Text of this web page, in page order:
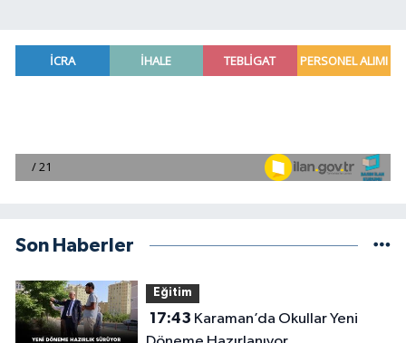
Son Haberler
Eğitim
17:43